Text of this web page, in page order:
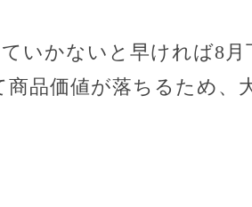
いかないと早ければ8
品価値が落ちるため、